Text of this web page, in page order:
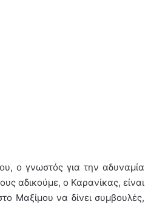
ο γνωστός για την αδυναμία
αδικούμε, ο Καρανίκας, είναι
Μαξίμου να δίνει συμβουλές,